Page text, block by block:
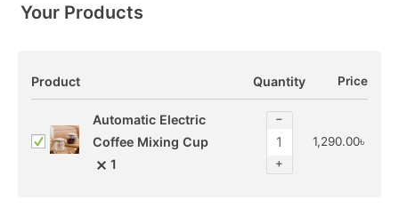
Your Products
Product Quantity Price
Automatic Electric
Coffee Mixing Cup
1
−
+
1,290.00৳